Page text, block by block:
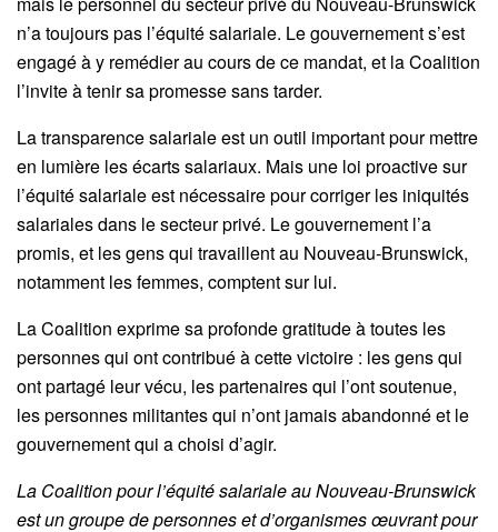
n’a toujours pas l’équité salariale. Le gouvernement s’est
engagé à y remédier au cours de ce mandat, et la Coalition
l’invite à tenir sa promesse sans tarder.
La transparence salariale est un outil important pour mettre
en lumière les écarts salariaux. Mais une loi proactive sur
l’équité salariale est nécessaire pour corriger les iniquités
salariales dans le secteur privé. Le gouvernement l’a
promis, et les gens qui travaillent au Nouveau-Brunswick,
notamment les femmes, comptent sur lui.
La Coalition exprime sa profonde gratitude à toutes les
personnes qui ont contribué à cette victoire : les gens qui
ont partagé leur vécu, les partenaires qui l’ont soutenue,
les personnes militantes qui n’ont jamais abandonné et le
gouvernement qui a choisi d’agir.
La Coalition pour l’équité salariale au Nouveau‑Brunswick
est un groupe de personnes et d’organismes œuvrant pour